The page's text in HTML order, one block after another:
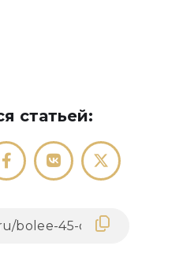
статьей: